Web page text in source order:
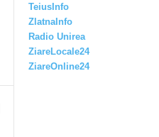
TeiusInfo
ZlatnaInfo
Radio Unirea
ZiareLocale24
ZiareOnline24